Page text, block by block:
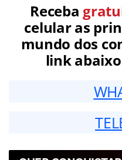
Receba
celular as
mundo dos
link